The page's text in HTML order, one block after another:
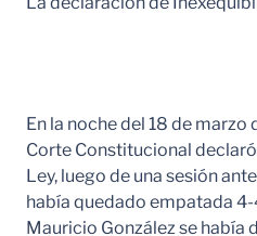
En la noche del 18 de
Corte Constitucional
Ley, luego de una sesión
había quedado empatada
Mauricio González se había